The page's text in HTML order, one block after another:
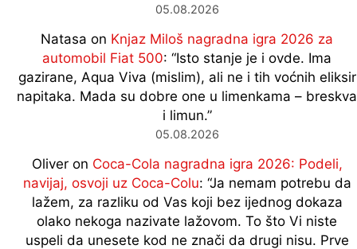
05.08.2026
Natasa on Knjaz Miloš nagradna igra 2026 za
automobil Fiat 500: “Isto stanje je i ovde. Ima
gazirane, Aqua Viva (mislim), ali ne i tih voćnih eliksir
napitaka. Mada su dobre one u limenkama – breskva
i limun.”
05.08.2026
Oliveron Coca-Cola nagradna igra 2026: Podeli,
navijaj, osvoji uz Coca-Colu: “Ja nemam potrebu da
lažem, za razliku od Vas koji bez ijednog dokaza
olako nekoga nazivate lažovom. To što Vi niste
uspeli da unesete kod ne znači da drugi nisu. Prve